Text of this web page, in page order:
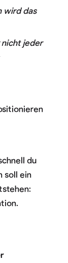
wird das
nicht jeder
du
soll ein